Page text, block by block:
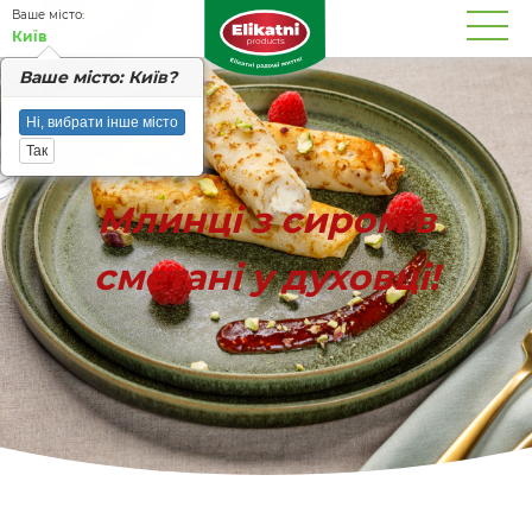
Вашe місто:
Київ
Вашe місто: Київ?
Ні, вибрати інше місто
Так
Млинці з сиром в
сметані у духовці!